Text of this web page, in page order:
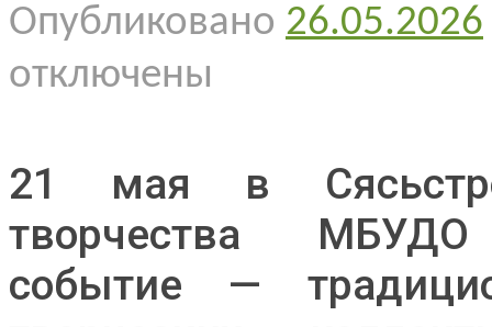
Опубликовано 26.05.2026
отключены
21 мая в
творчества
событие —